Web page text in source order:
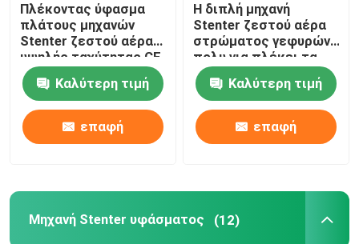
Μας ελάτε σε επαφή με
Ζητήστε ένα απόσπασμα
υφαντική μηχανή stenter
Πλέκοντας ύφασμα
πλάτους μηχανών
Stenter ζεστού αέρα
υψηλής ταχύτητας CE
που τελειώνει
2400mmΚαλύτερη τιμή
επαφή
Η διπλή μηχανή
Stenter ζεστού αέρα
στρώματος γεφυρών
πολυ για πλέκει τα
υφαμένα υφάσματα
Καλύτερη τιμή
επαφή
Μηχανή Stenter υφάσματος (12)